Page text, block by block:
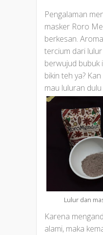
Pengalaman
masker Roro
berkesan.
tercium dari
berwujud bubuk
bikin teh ya?
mau luluran dulu
Lulur dan
Karena
alami, maka